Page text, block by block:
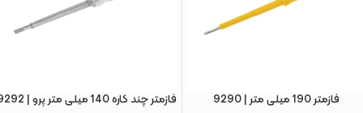
فازمتر 190 میلی متر | 9290
فازمتر چند کاره 140 میلی متر پرو | 9292